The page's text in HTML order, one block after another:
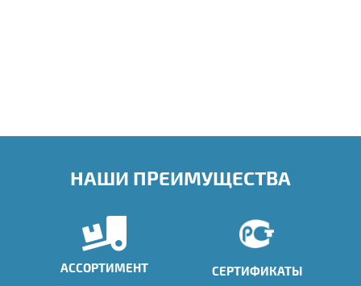
НАШИ ПРЕИМУЩЕСТВА
АССОРТИМЕНТ СЕРТИФИКАТЫ